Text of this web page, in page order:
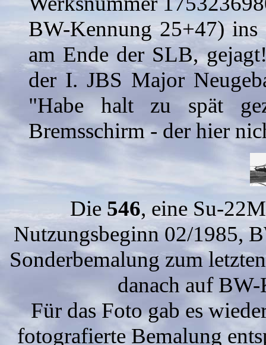
BW-Kennung 25+47)
am Ende der SLB,
der I. JBS Major
"Habe halt zu spät
Bremsschirm - der hier
Die 546, eine Su-
Nutzungsbeginn 02/1985,
Sonderbemalung zum
danach auf
Für das Foto gab es
fotografierte Bemalung